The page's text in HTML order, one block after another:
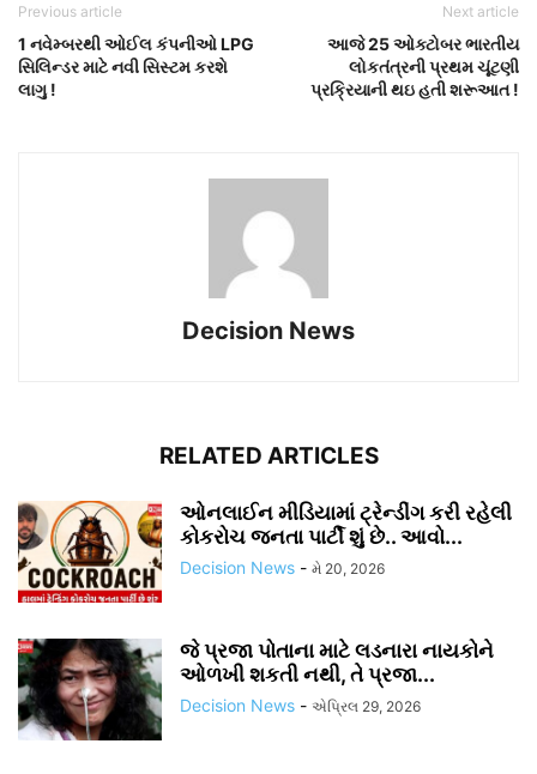
Previous article
1 નવેમ્બરથી ઓઈલ કંપનીઓ LPG
સિલિન્ડર માટે નવી સિસ્ટમ કરશે
લાગુ !
Next article
આજે 25 ઓક્ટોબર ભારતીય
લોકતંત્રની પ્રથમ ચૂંટણી
પ્રક્રિયાની થઇ હતી શરૂઆત !
Decision News
RELATED ARTICLES
ઓનલાઈન મીડિયામાં ટ્રેન્ડીંગ કરી રહેલી
કોકરોચ જનતા પાર્ટી શું છે.. આવો...
Decision News - મે 20, 2026
જે પ્રજા પોતાના માટે લડનારા નાયકોને
ઓળખી શકતી નથી, તે પ્રજા...
Decision News - એપ્રિલ 29, 2026